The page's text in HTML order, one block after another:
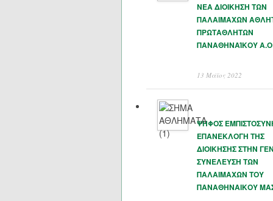
ΝΕΑ ΔΙΟΙΚΗΣΗ ΤΩΝ
ΠΑΛΑΙΜΑΧΩΝ
ΠΡΩΤΑΘΛΗΤΩΝ
ΠΑΝΑΘΗΝΑΊΚΟΥ Α.Ο
13 Μάϊος 2022
ΨΗΦΟΣ
ΕΠΑΝΕΚΛΟΓΗ ΤΗΣ
ΔΙΟΙΚΗΣΗΣ ΣΤΗΝ
ΣΥΝΕΛΕΥΣΗ ΤΩΝ
ΠΑΛΑΙΜΑΧΩΝ ΤΟΥ
ΠΑΝΑΘΗΝΑΙΚΟΥ